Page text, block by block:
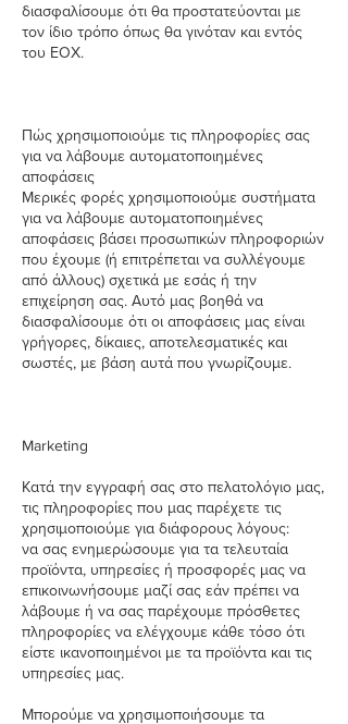
διασφαλίσουμε ότι θα προστατεύονται με
τον ίδιο τρόπο όπως θα γινόταν και εντός
του ΕΟΧ.
Πώς χρησιμοποιούμε τις πληροφορίες σας
για να λάβουμε αυτοματοποιημένες
αποφάσεις
Μερικές φορές χρησιμοποιούμε συστήματα
για να λάβουμε αυτοματοποιημένες
αποφάσεις βάσει προσωπικών πληροφοριών
που έχουμε (ή επιτρέπεται να συλλέγουμε
από άλλους) σχετικά με εσάς ή την
επιχείρηση σας. Αυτό μας βοηθά να
διασφαλίσουμε ότι οι αποφάσεις μας είναι
γρήγορες, δίκαιες, αποτελεσματικές και
σωστές, με βάση αυτά που γνωρίζουμε.
Marketing​
Κατά την εγγραφή σας στο πελατολόγιο μας,
τις πληροφορίες που μας παρέχετε τις
χρησιμοποιούμε για διάφορους λόγους:
να σας ενημερώσουμε για τα τελευταία
προϊόντα, υπηρεσίες ή προσφορές μας να
επικοινωνήσουμε μαζί σας εάν πρέπει να
λάβουμε ή να σας παρέχουμε πρόσθετες
πληροφορίες να ελέγχουμε κάθε τόσο ότι
είστε ικανοποιημένοι με τα προϊόντα και τις
υπηρεσίες μας.
Μπορούμε να χρησιμοποιήσουμε τα